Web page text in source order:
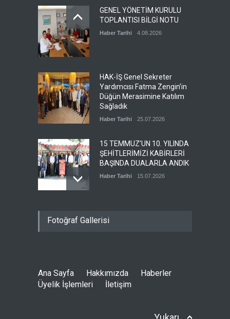
PROTOKOLÜ: İŞİTME
CİHAZLARINDA %40
İNDİRİM!
üyemiz ve aynı zamanda
merkez kadın komite
başkan yardımcımız olan
Esra TUNCER’İN kıymetli
annesinin vefat haberini
Allahtan rahmet ailesi ve
sevenlerine baş sağlığı
diliyoruz.
GENEL YÖNETİM KURULU
TOPLANTISI BİLGİ NOTU
Haber Tarihi 4.08.2026
HAK-İŞ Genel Sekreter
Yardımcısı Fatma Zengin’in
Düğün Merasimine Katılım
Sağladık
Haber Tarihi 25.07.2026
15 TEMMUZ’UN 10. YILINDA
ŞEHİTLERİMİZİ KABİRLERİ
BAŞINDA DUALARLA ANDIK
Haber Tarihi 15.07.2026
DEMOKRASİ VE MİLLÎ BİRLİK
GENEL DENETLEME
KURULUMUZ TOPLANDI
Fotoğraf Gallerisi
Ana Sayfa Hakkımızda
Haberler
Üyelik İşlemleri
İletişim